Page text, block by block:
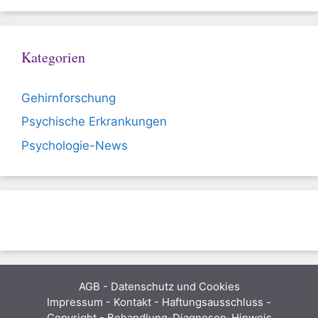
Kategorien
Gehirnforschung
Psychische Erkrankungen
Psychologie-News
AGB - Datenschutz und Cookies
Impressum - Kontakt - Haftungsausschluss -